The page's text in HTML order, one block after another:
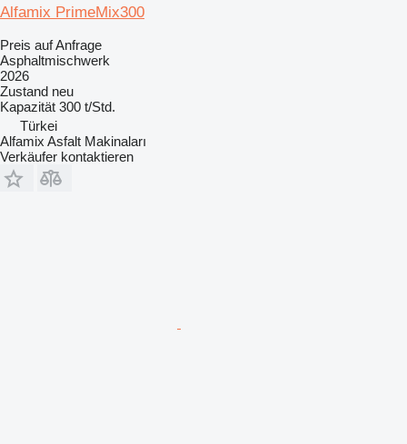
Alfamix PrimeMix300
Preis auf Anfrage
Asphaltmischwerk
2026
Zustand neu
Kapazität 300 t/Std.
Türkei
Alfamix Asfalt Makinaları
Verkäufer kontaktieren